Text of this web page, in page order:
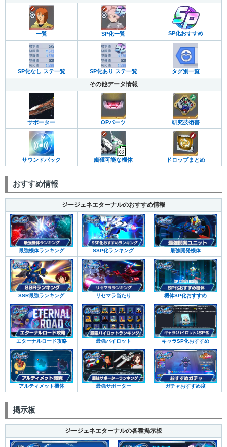
一覧 SP化一覧 SP化おすすめ
SP化なし ステ一覧 SP化あり ステ一覧 タグ別一覧
その他データ情報
サポーター OPパーツ 研究技術書
サウンドパック 鹵獲可能な機体 ドロップまとめ
おすすめ情報
ジージェネエターナルのおすすめ情報
最強機体ランキング SSP化ランキング 最強開発機体
SSR最強ランキング リセマラ当たり 機体SP化おすすめ
エターナルロード攻略 最強パイロット キャラSP化おすすめ
アルティメット機体 最強サポーター ガチャおすすめ度
掲示板
ジージェネエターナルの各種掲示板